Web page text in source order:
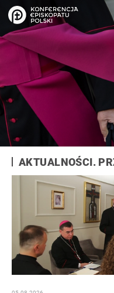
AKTUALNOŚCI.